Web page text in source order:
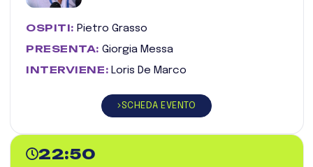
OSPITI: Pietro Grasso
PRESENTA: Giorgia Messa
INTERVIENE: Loris De Marco
SCHEDA EVENTO
22:50